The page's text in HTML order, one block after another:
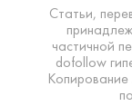
Статьи,
частичной
dofollow